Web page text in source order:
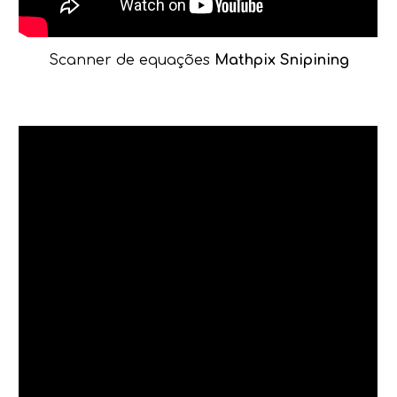
Scanner de equações Mathpix Snipining